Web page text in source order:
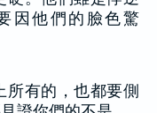
因他們的臉色驚
所有的，也都要側